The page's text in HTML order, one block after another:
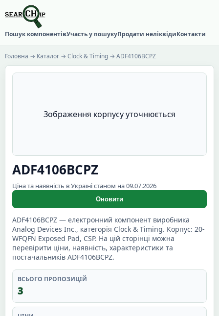
Пошук компонентівУчасть у пошукуПродати неліквідиКонтакти
Головна → Каталог → Clock & Timing → ADF4106BCPZ
Зображення корпусу уточнюється
ADF4106BCPZ
Ціна та наявність в Україні станом на 09.07.2026
Оновити
ADF4106BCPZ — електронний компонент виробника
Analog Devices Inc., категорія Clock & Timing. Корпус: 20-
WFQFN Exposed Pad, CSP. На цій сторінці можна
перевірити ціни, наявність, характеристики та
постачальників ADF4106BCPZ.
ВСЬОГО ПРОПОЗИЦІЙ
3